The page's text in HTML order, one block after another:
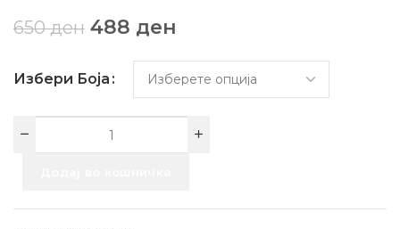
650ден 488 ден
Избери Боја